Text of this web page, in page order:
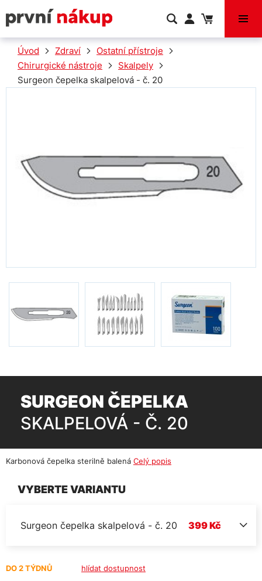
VÝPRODEJ
Úvod Zdraví
Ostatní přístroje
Chirurgické nástroje
Skalpely
Surgeon čepelka skalpelová - č. 20
SURGEON ČEPELKA
SKALPELOVÁ - Č. 20
Karbonová čepelka sterilně balená Celý popis
VYBERTE VARIANTU
Surgeon čepelka skalpelová - č. 20 399 Kč
DO 2 TÝDNŮ hlídat dostupnost